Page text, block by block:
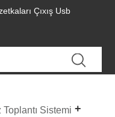
Çıxış Usb
Toplantı Sistemi